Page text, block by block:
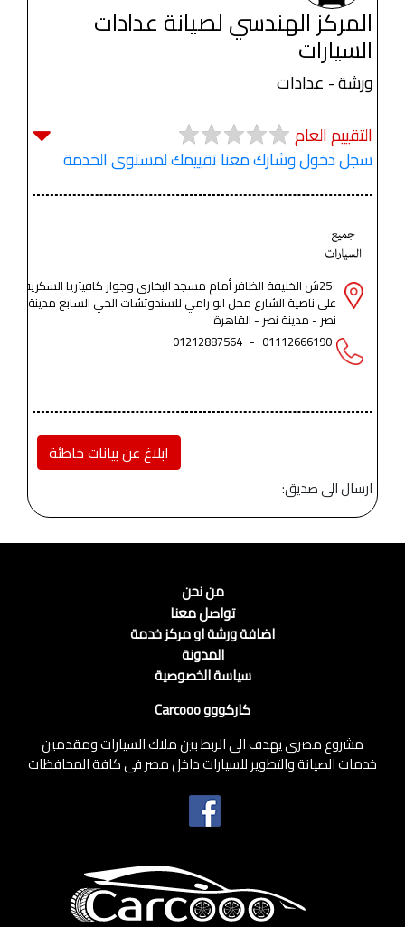
المركز الهندسي لصيانة عدادات
السيارات
ورشة - عدادات
التقييم العام
سجل دخول وشارك معنا تقييمك لمستوى الخدمة
25ش الخليفة الظافر أمام مسجد البخاري وجوار كافيتريا السكرية
على ناصية الشارع محل ابو رامي للسندوتشات الحي السابع مدينة
نصر - مدينة نصر - القاهرة
01112666190
-
01212887564
ابلاغ عن بيانات خاطئة
ارسال الى صديق:
من نحن
تواصل معنا
اضافة ورشة او مركز خدمة
المدونة
سياسة الخصوصية
كاركووو Carcooo
مشروع مصرى يهدف الى الربط بين ملاك السيارات ومقدمين
خدمات الصيانة والتطوير للسيارات داخل مصر فى كافة المحافظات